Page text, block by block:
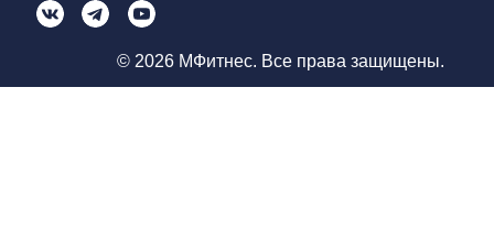
© 2026 МФитнес. Все права защищены.